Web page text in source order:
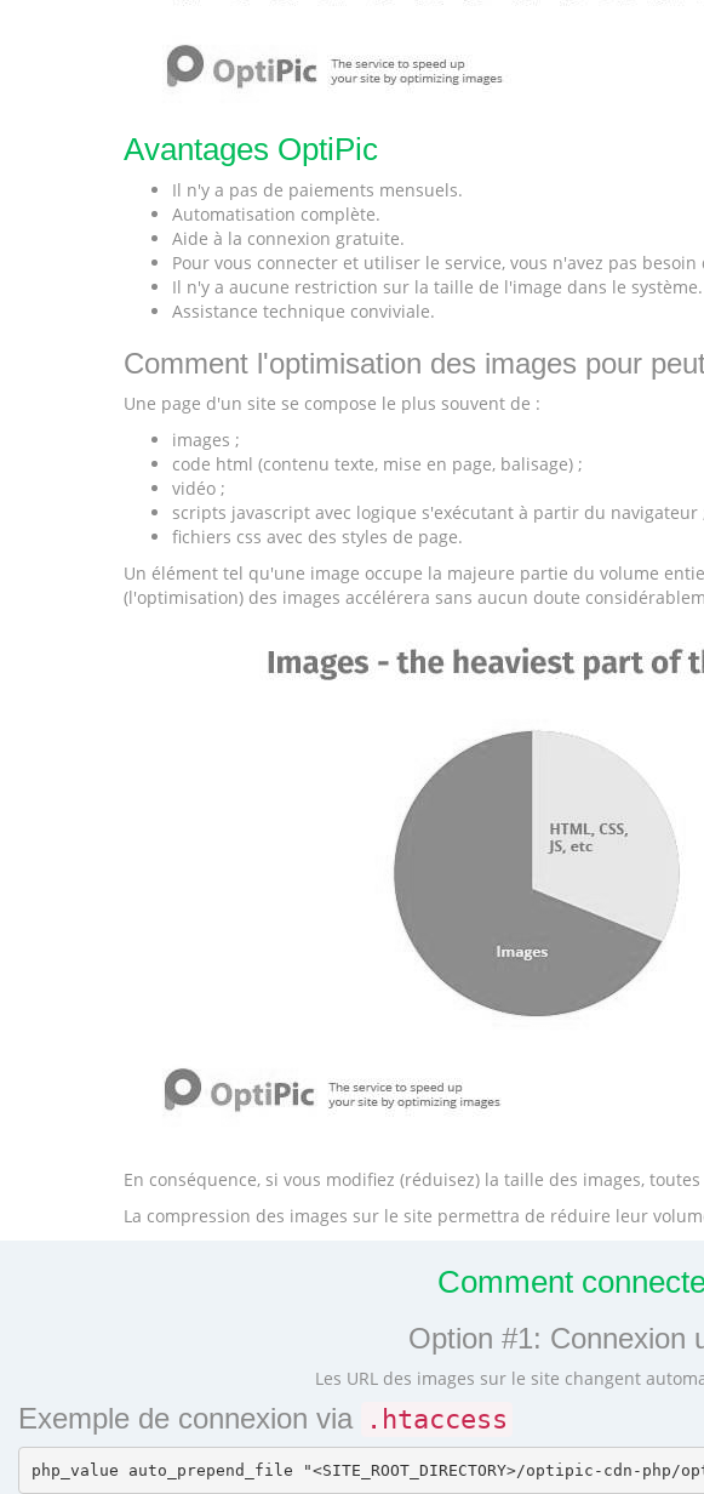
Avantages OptiPic
Il n'y a pas de paiements mensuels.
Automatisation complète.
Aide à la connexion gratuite.
Pour vous connecter et utiliser le service, vous n'avez pas
Il n'y a aucune restriction sur la taille de l'image dans le système.
Assistance technique conviviale.
Comment l'optimisation des images pour
Une page d'un site se compose le plus souvent de :
images ;
code html (contenu texte, mise en page, balisage) ;
vidéo ;
scripts javascript avec logique s'exécutant à partir du navigateur
fichiers css avec des styles de page.
Un élément tel qu'une image occupe la majeure partie du volume
(l'optimisation) des images accélérera sans aucun doute
En conséquence, si vous modifiez (réduisez) la taille des images,
La compression des images sur le site permettra de réduire leur
Comment
Option #1: Connexion
Les URL des images sur le site changent
Exemple de connexion via .htaccess